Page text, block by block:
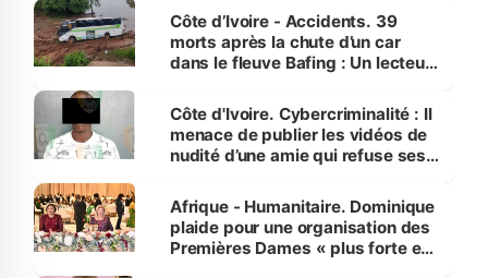
Côte d’Ivoire - Accidents. 39
morts après la chute d’un car
dans le fleuve Bafing : Un lecteur
des Transports
Côte d'Ivoire. Cybercriminalité : Il
menace de publier les vidéos de
nudité d’une amie qui refuse ses
Afrique - Humanitaire. Dominique
plaide pour une organisation des
Premières Dames « plus forte et